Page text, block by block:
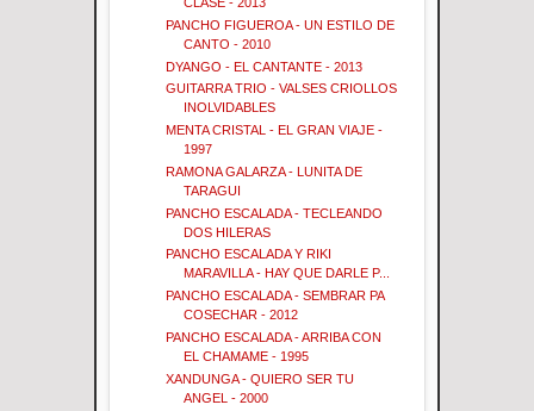
PANCHO FIGUEROA - UN ESTILO DE
CANTO - 2010
DYANGO - EL CANTANTE - 2013
GUITARRA TRIO - VALSES CRIOLLOS
INOLVIDABLES
MENTA CRISTAL - EL GRAN VIAJE -
1997
RAMONA GALARZA - LUNITA DE
TARAGUI
PANCHO ESCALADA - TECLEANDO
DOS HILERAS
PANCHO ESCALADA Y RIKI
MARAVILLA - HAY QUE DARLE P...
PANCHO ESCALADA - SEMBRAR PA
COSECHAR - 2012
PANCHO ESCALADA - ARRIBA CON
EL CHAMAME - 1995
XANDUNGA - QUIERO SER TU
ANGEL - 2000